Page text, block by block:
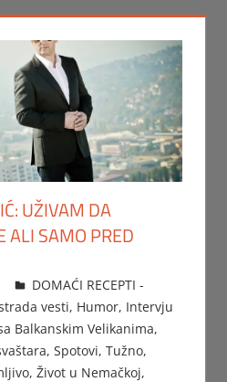
UŽIVAM DA
ALI SAMO PRED
Beba
DOMAĆI RECEPTI -
vesti, Humor, Intervju
Balkanskim Velikanima,
, Spotovi, Tužno,
, Život u Nemačkoj,